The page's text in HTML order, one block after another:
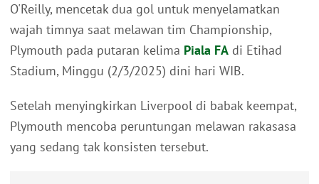
O'Reilly, mencetak dua gol untuk menyelamatkan
wajah timnya saat melawan tim Championship,
Plymouth pada putaran kelima Piala FA di Etihad
Stadium, Minggu (2/3/2025) dini hari WIB.
Setelah menyingkirkan Liverpool di babak keempat,
Plymouth mencoba peruntungan melawan rakasasa
yang sedang tak konsisten tersebut.